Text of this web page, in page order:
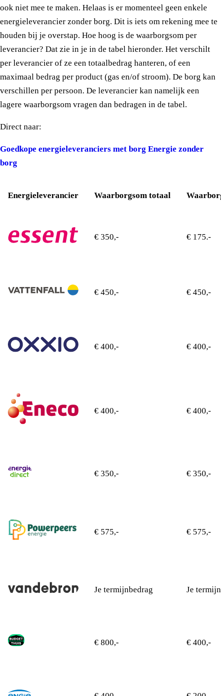
ook niet mee te maken. Helaas is er momenteel geen enkele
energieleverancier zonder borg. Dit is iets om rekening mee te
houden bij je overstap. Hoe hoog is de waarborgsom per
leverancier? Dat zie in je in de tabel hieronder. Het verschilt
per leverancier of ze een totaalbedrag hanteren, of een
maximaal bedrag per product (gas en/of stroom). De borg kan
verschillen per persoon. De leverancier kan namelijk een
lagere waarborgsom vragen dan bedragen in de tabel.
Direct naar:
Goedkope energieleveranciers met borg Energie zonder
borg
Energieleverancier Waarborgsom totaal
€ 350,- € 175.-
€ 450,- € 450,-
€ 400,- € 400,-
€ 400,- € 400,-
€ 350,- € 350,-
€ 575,- € 575,-
Je termijnbedrag Je
€ 800,- € 400,-